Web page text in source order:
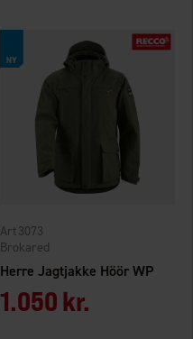
Herre Jagtjakke Höör WP
Brokared
3073
1.050 kr.